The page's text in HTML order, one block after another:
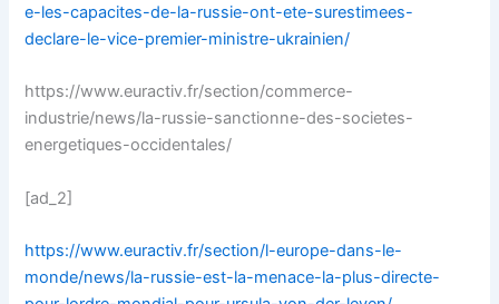
e-les-capacites-de-la-russie-ont-ete-surestimees-
declare-le-vice-premier-ministre-ukrainien/
https://www.euractiv.fr/section/commerce-
industrie/news/la-russie-sanctionne-des-societes-
energetiques-occidentales/
[ad_2]
https://www.euractiv.fr/section/l-europe-dans-le-
monde/news/la-russie-est-la-menace-la-plus-directe-